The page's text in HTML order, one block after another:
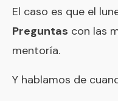
El caso es que el
Preguntas con las
mentoría.
Y hablamos de